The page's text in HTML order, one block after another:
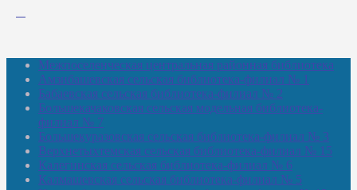
Межпоселенческая центральная районная библиотека
Амзибашевская сельская библиотека-филиал № 1
Бабаевская сельская библиотека-филиал № 2
Большекачаковская сельская модельная библиотека-
филиал № 7
Большекуразовская сельская библиотека-филиал № 3
Верхнетыхтемская сельская библиотека-филиал № 15
Калегинская сельская библиотека-филиал № 6
Калмашевская сельская библиотека-филиал № 5